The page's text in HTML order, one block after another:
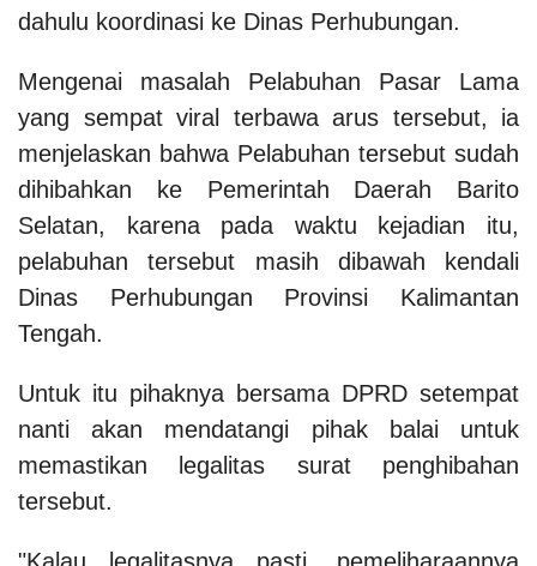
dahulu koordinasi ke Dinas Perhubungan.
Mengenai masalah Pelabuhan Pasar Lama
yang sempat viral terbawa arus tersebut, ia
menjelaskan bahwa Pelabuhan tersebut sudah
dihibahkan ke Pemerintah Daerah Barito
Selatan, karena pada waktu kejadian itu,
pelabuhan tersebut masih dibawah kendali
Dinas Perhubungan Provinsi Kalimantan
Tengah.
Untuk itu pihaknya bersama DPRD setempat
nanti akan mendatangi pihak balai untuk
memastikan legalitas surat penghibahan
tersebut.